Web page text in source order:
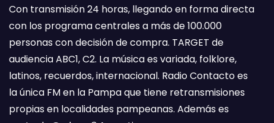
Con transmisión 24 horas, llegando en forma directa
con los programa centrales a más de 100.000
personas con decisión de compra. TARGET de
audiencia ABC1, C2. La música es variada, folklore,
latinos, recuerdos, internacional. Radio Contacto es
la única FM en la Pampa que tiene retransmisiones
propias en localidades pampeanas. Además es